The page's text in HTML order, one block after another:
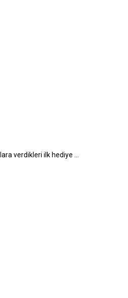
verdikleri ilk hediye ...